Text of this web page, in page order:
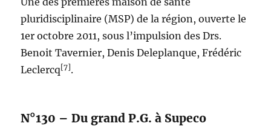
pluridisciplinaire (MSP) de la région, ouverte le
1er octobre 2011, sous l’impulsion des Drs.
Benoit Tavernier, Denis Deleplanque, Frédéric
Leclercq[7].
N°130 – Du grand P.G. à Supeco